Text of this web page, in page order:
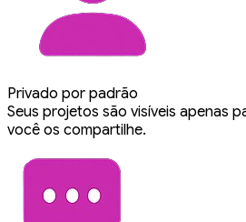
Privado por padrão
Seus projetos são visíveis apenas
você os compartilhe.